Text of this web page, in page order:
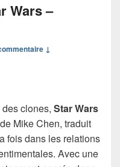
Wars –
↓
clones, Star Wars
Mike Chen, traduit
fois dans les relations
Avec une